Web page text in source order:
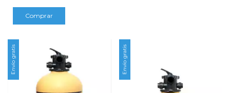
Envío gratis Envío gratis